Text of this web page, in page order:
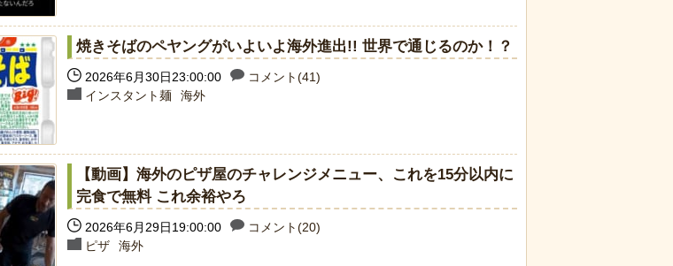
焼きそばのペヤングがいよいよ海外進出!! 世界で通じるのか！？
2026年6月30日23:00:00
コメント(41)
インスタント麺
海外
【動画】海外のピザ屋のチャレンジメニュー、これを15分以内に
完食で無料 これ余裕やろ
2026年6月29日19:00:00
コメント(20)
ピザ
海外